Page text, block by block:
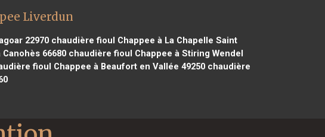
Liverdun
22970chaudière fioul Chappee à La Chapelle Saint
66680chaudière fioul Chappee à Stiring Wendel
fioul Chappee à Beaufort en Vallée 49250 chaudière